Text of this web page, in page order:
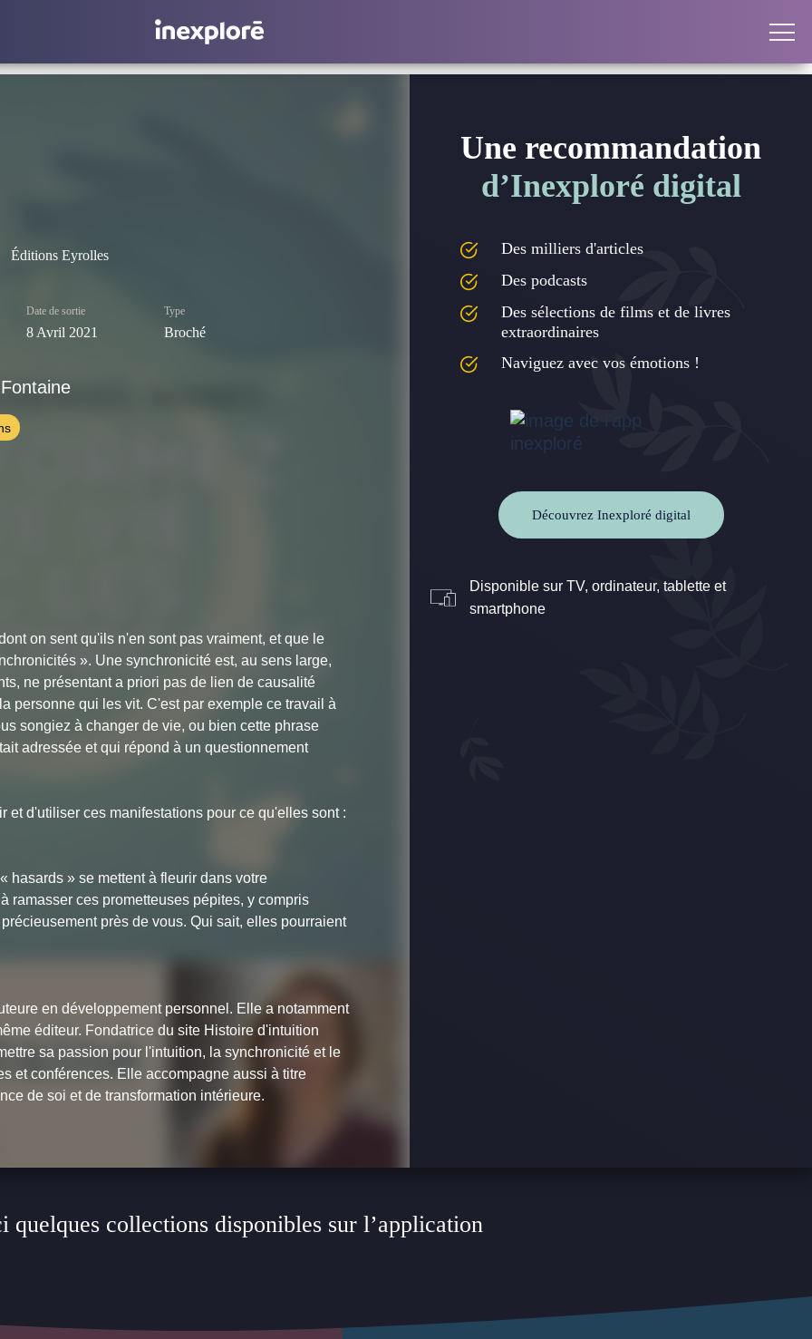
Éditions Eyrolles
Date de sortie
8 Avril 2021
Type
Broché
on sent qu'ils n'en sont pas vraiment, et que le
». Une synchronicité est, au sens large,
ne présentant a priori pas de lien de causalité
personne qui les vit. C'est par exemple ce travail à
songiez à changer de vie, ou bien cette phrase
adressée et qui répond à un questionnement
et d'utiliser ces manifestations pour ce qu'elles sont :
hasards » se mettent à fleurir dans votre
ramasser ces prometteuses pépites, y compris
près de vous. Qui sait, elles pourraient
en développement personnel. Elle a notamment
éditeur. Fondatrice du site Histoire d'intuition
sa passion pour l'intuition, la synchronicité et le
et conférences. Elle accompagne aussi à titre
de soi et de transformation intérieure.
Une recommandation
d’Inexploré digital
Des milliers d'articles
Des podcasts
Des sélections de films et de livres
extraordinaires
Naviguez avec vos émotions !
Découvrez Inexploré digital
Disponible sur TV, ordinateur, tablette et
smartphone
quelques collections disponibles sur l’application